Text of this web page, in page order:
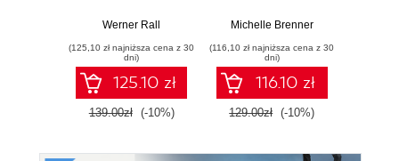
Certification Guide.
DevOps expertise,
pass the AZ-400
with confidence,
and boost your
cloud career
Werner Rall
(125,10 zł najniższa cena z 30
dni)
125.10 zł
139.00zł (-10%)
systems and a
Michelle Brenner
(116,10 zł najniższa cena z 30
dni)
116.10 zł
129.00zł (-10%)